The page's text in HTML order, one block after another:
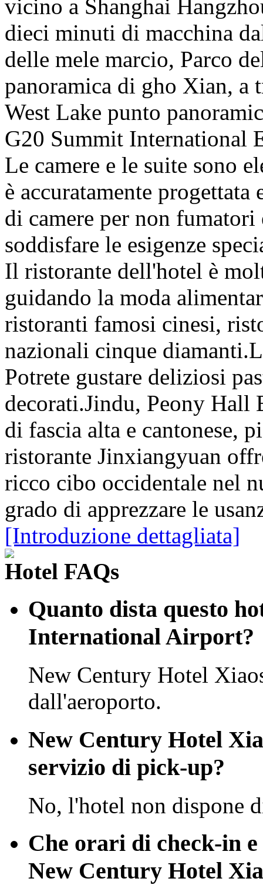
vicino a Shanghai
dieci minuti di macchina
delle mele marcio, Parco
panoramica di gho Xian, a
West Lake punto
G20 Summit International
Le camere e le suite sono
è accuratamente
di camere per non
soddisfare le esigenze
Il ristorante dell'hotel è
guidando la moda
ristoranti famosi cinesi,
nazionali cinque
Potrete gustare deliziosi
decorati.Jindu, Peony
di fascia alta e cantonese,
ristorante Jinxiangyuan
ricco cibo occidentale nel
grado di apprezzare le
[Introduzione dettagliata]
Hotel FAQs
Quanto dista questo
International Airport?
New Century Hotel
dall'aeroporto.
New Century Hotel
servizio di pick-up?
No, l'hotel non dispone
Che orari di check-in
New Century Hotel